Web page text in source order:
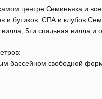
центре Семиньяка и
и бутиков, СПА и клубов
5ти спальная вилла
бассейном свободной